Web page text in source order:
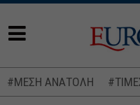
#ΜΕΣΗ ΑΝΑΤΟΛΗ